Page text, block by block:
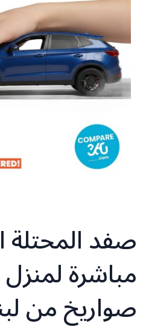
صفد المحتلة
مباشرة
صواريخ من